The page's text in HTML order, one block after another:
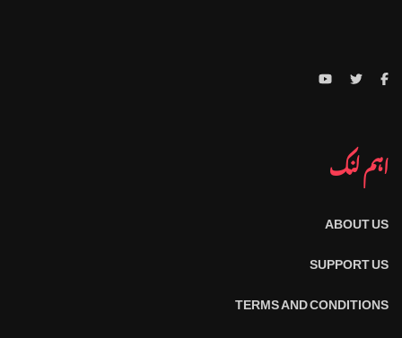
اہم لنک
ABOUT US
SUPPORT US
TERMS AND CONDITIONS